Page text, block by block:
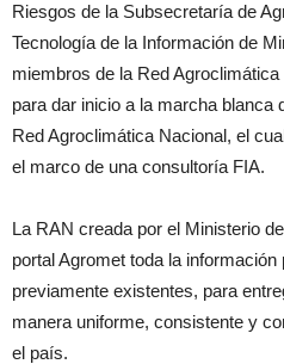
Riesgos de la Subsecretaría de
Tecnología de la Información de
miembros de la Red
para dar inicio a la marcha blanca
Red Agroclimática Nacional, el
el marco de una consultoría FIA.
La RAN creada por el Ministerio
portal Agromet toda la
previamente existentes, para
manera uniforme, consistente y
el país.